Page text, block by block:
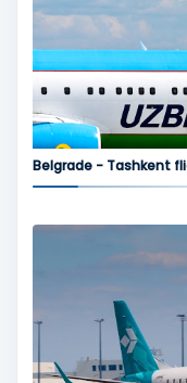
Belgrade - Tashkent